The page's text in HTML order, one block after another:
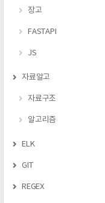
장고
FASTAPI
JS
자료알고
자료구조
알고리즘
ELK
GIT
REGEX